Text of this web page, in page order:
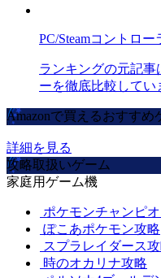
PC/Steamコントロ
ランキングの元記事
ーを徹底比較してい
Amazonで買えるおすす
詳細を見る
攻略取扱いゲーム
家庭用ゲーム機
ポケモンチャンピ
ぽこあポケモン攻略
スプラレイダース
時のオカリナ攻略